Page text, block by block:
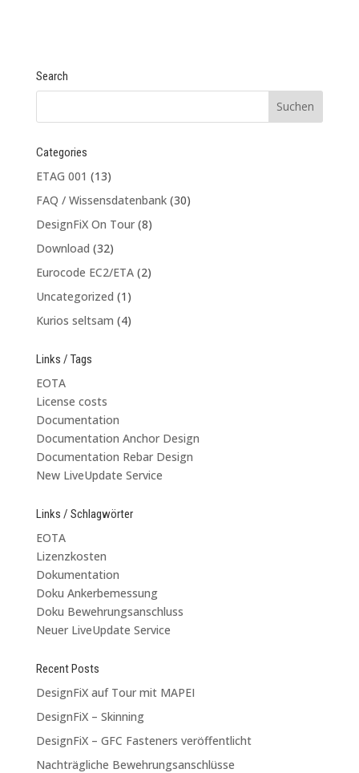
Search
Categories
ETAG 001 (13)
FAQ / Wissensdatenbank(30)
DesignFiX On Tour(8)
Download (32)
Eurocode EC2/ETA(2)
Uncategorized (1)
Kurios seltsam (4)
Links / Tags
EOTA
License costs
Documentation
Documentation Anchor Design
Documentation Rebar Design
New LiveUpdate Service
Links / Schlagwörter
EOTA
Lizenzkosten
Dokumentation
Doku Ankerbemessung
Doku Bewehrungsanschluss
Neuer LiveUpdate Service
Recent Posts
DesignFiX auf Tour mit MAPEI
DesignFiX – Skinning
DesignFiX – GFC Fasteners veröffentlicht
Nachträgliche Bewehrungsanschlüsse